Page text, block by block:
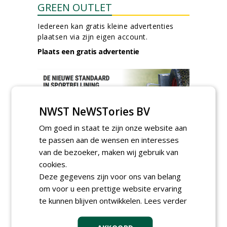
GREEN OUTLET
Iedereen kan gratis kleine advertenties
plaatsen via zijn eigen account.
Plaats een gratis advertentie
AGENDA
aanbesteden van duurzame
kunstgrasvelden
woensdag 23 september 2026
t/m dinsdag 29 september 2026
Nationale Grasdag strijkt
NWST NeWSTories BV
Om goed in staat te zijn onze website aan
te passen aan de wensen en interesses
van de bezoeker, maken wij gebruik van
cookies.
Deze gegevens zijn voor ons van belang
om voor u een prettige website ervaring
te kunnen blijven ontwikkelen. Lees verder